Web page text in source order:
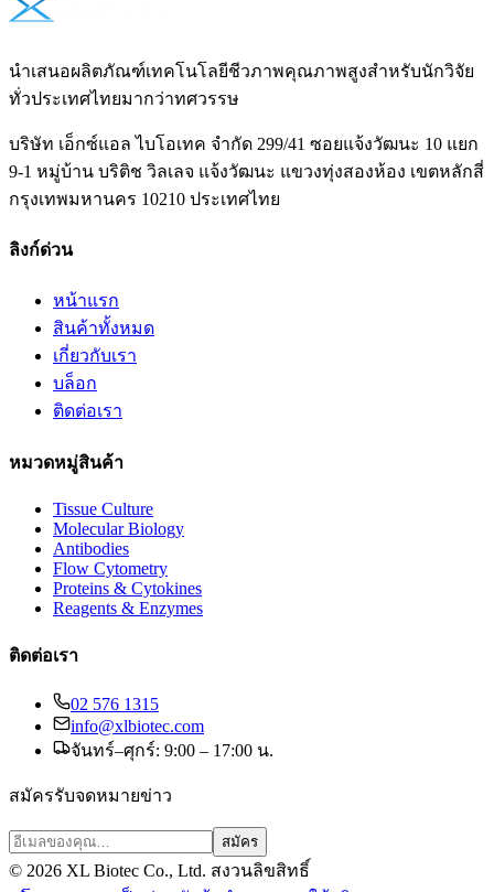
นำเสนอผลิตภัณฑ์เทคโนโลยีชีวภาพคุณภาพสูงสำหรับนักวิจัย
ทั่วประเทศไทยมากว่าทศวรรษ
บริษัท เอ็กซ์แอล ไบโอเทค จำกัด 299/41 ซอยแจ้งวัฒนะ 10 แยก
9-1 หมู่บ้าน บริติช วิลเลจ แจ้งวัฒนะ แขวงทุ่งสองห้อง เขตหลักสี่
กรุงเทพมหานคร 10210 ประเทศไทย
ลิงก์ด่วน
หน้าแรก
สินค้าทั้งหมด
เกี่ยวกับเรา
บล็อก
ติดต่อเรา
หมวดหมู่สินค้า
Tissue Culture
Molecular Biology
Antibodies
Flow Cytometry
Proteins & Cytokines
Reagents & Enzymes
ติดต่อเรา
02 576 1315
info@xlbiotec.com
จันทร์–ศุกร์: 9:00 – 17:00 น.
สมัครรับจดหมายข่าว
สมัคร
© 2026 XL Biotec Co., Ltd. สงวนลิขสิทธิ์